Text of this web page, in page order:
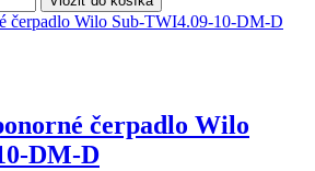
čerpadlo Wilo
DM-D